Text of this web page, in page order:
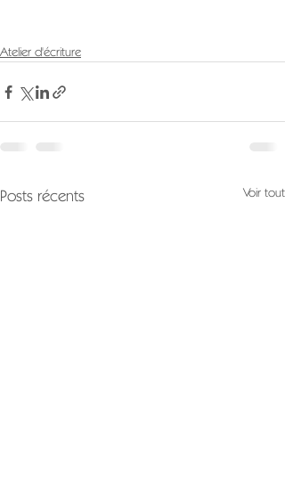
Atelier d'écriture
Posts récents Voir tout